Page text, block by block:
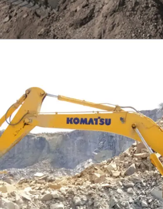
EXCAVATOR TOOLS
KOMATSU
Find Out More